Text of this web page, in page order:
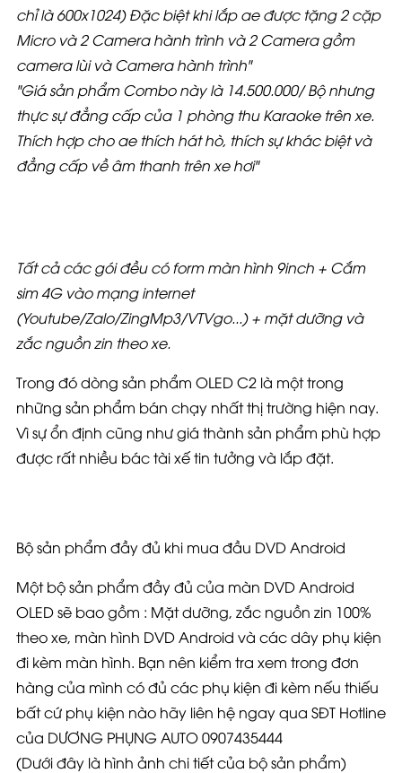
chỉ là 600x1024) Đặc biệt khi lắp ae được tặng 2 cặp
Micro và 2 Camera hành trình và 2 Camera gồm
camera lùi và Camera hành trình"
"Giá sản phẩm Combo này là 14.500.000/ Bộ nhưng
thực sự đẳng cấp của 1 phòng thu Karaoke trên xe.
Thích hợp cho ae thích hát hò, thích sự khác biệt và
đẳng cấp về âm thanh trên xe hơi"
Tất cả các gói đều có form màn hình 9inch + Cắm
sim 4G vào mạng internet
(Youtube/Zalo/ZingMp3/VTVgo...) + mặt dưỡng và
zắc nguồn zin theo xe.
Trong đó dòng sản phẩm OLED C2 là một trong
những sản phẩm bán chạy nhất thị trường hiện nay.
Vì sự ổn định cũng như giá thành sản phẩm phù hợp
được rất nhiều bác tài xế tin tưởng và lắp đặt.
Bộ sản phẩm đầy đủ khi mua đầu DVD Android
Một bộ sản phẩm đầy đủ của màn DVD Android
OLED sẽ bao gồm : Mặt dưỡng, zắc nguồn zin 100%
theo xe, màn hình DVD Android và các dây phụ kiện
đi kèm màn hình. Bạn nên kiểm tra xem trong đơn
hàng của mình có đủ các phụ kiện đi kèm nếu thiếu
bất cứ phụ kiện nào hãy liên hệ ngay qua SĐT Hotline
của DƯƠNG PHỤNG AUTO 0907435444
(Dưới đây là hình ảnh chi tiết của bộ sản phẩm)